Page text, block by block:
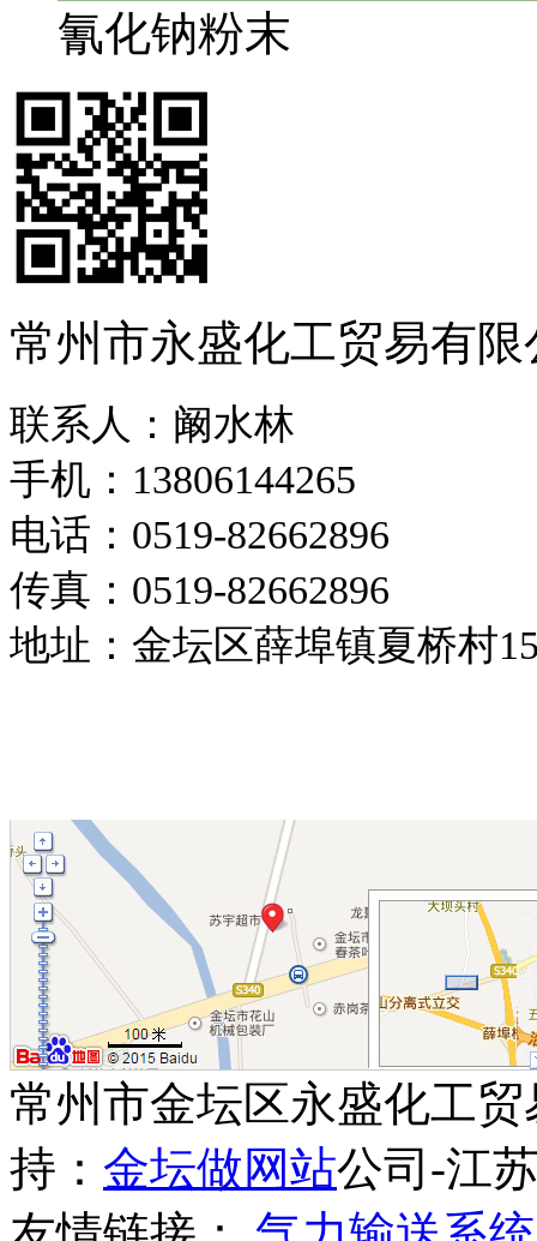
氰化钠粉末
常州市永盛化工贸易有限
联系人：阚水林
手机：13806144265
电话：0519-82662896
传真：0519-82662896
地址：金坛区薛埠镇夏桥村
常州市金坛区永盛化工
持： 金坛做网站公司-江